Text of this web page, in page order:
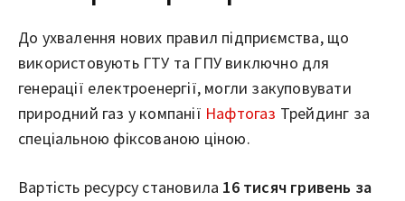
До ухвалення нових правил підприємства, що
використовують ГТУ та ГПУ виключно для
генерації електроенергії, могли закуповувати
природний газ у компанії Нафтогаз Трейдинг за
спеціальною фіксованою ціною.
Вартість ресурсу становила 16 тисяч гривень за